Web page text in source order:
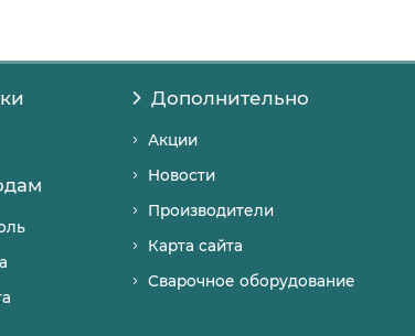
Дополнительно
Акции
Новости
Производители
Карта сайта
Сварочное оборудование